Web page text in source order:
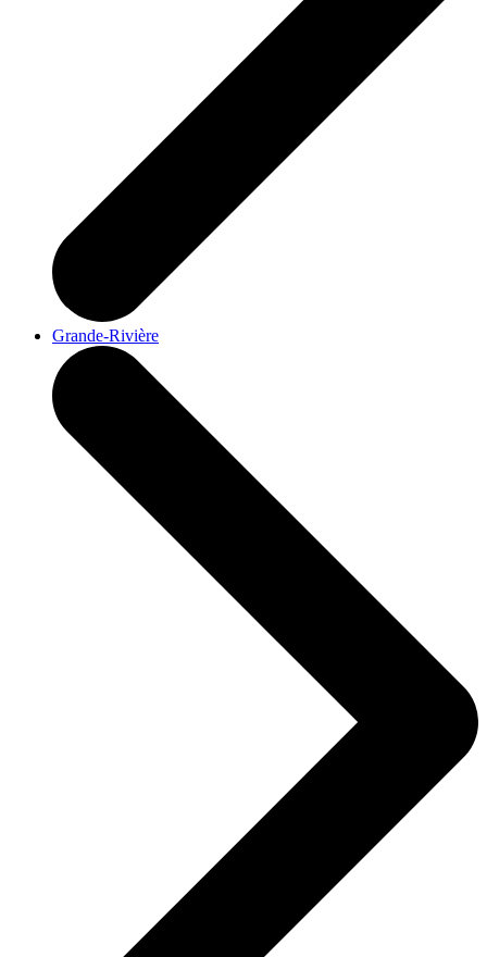
Grande-Rivière